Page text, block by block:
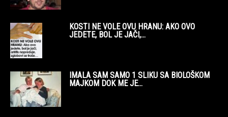
KOSTI NE VOLE OVU HRANU: AKO OVO
JEDETE, BOL JE JAČI,...
IMALA SAM SAMO 1 SLIKU SA BIOLOŠKOM
MAJKOM DOK ME JE...